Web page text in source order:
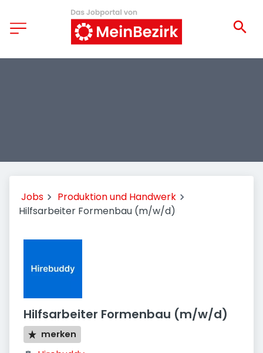
Jobs
Produktion und Handwerk
Hilfsarbeiter Formenbau (m/w/d)
Hilfsarbeiter Formenbau (m/w/d)
merken